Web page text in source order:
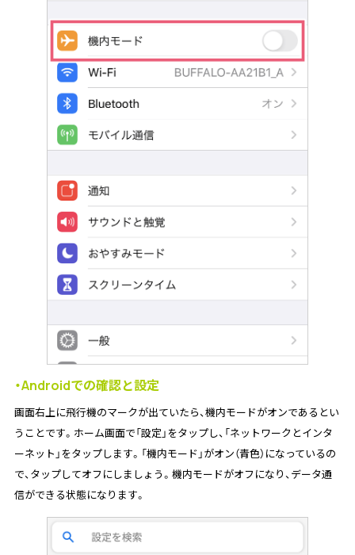
・Androidでの確認と設定
画面右上に飛行機のマークが出ていたら、機内モードがオンであるとい
うことです。ホーム画面で「設定」をタップし、「ネットワークとインタ
ーネット」をタップします。「機内モード」がオン（青色）になっているの
で、タップしてオフにしましょう。機内モードがオフになり、データ通
信ができる状態になります。